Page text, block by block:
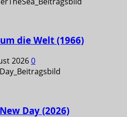
die Welt (1966)
20260
Day (2026)